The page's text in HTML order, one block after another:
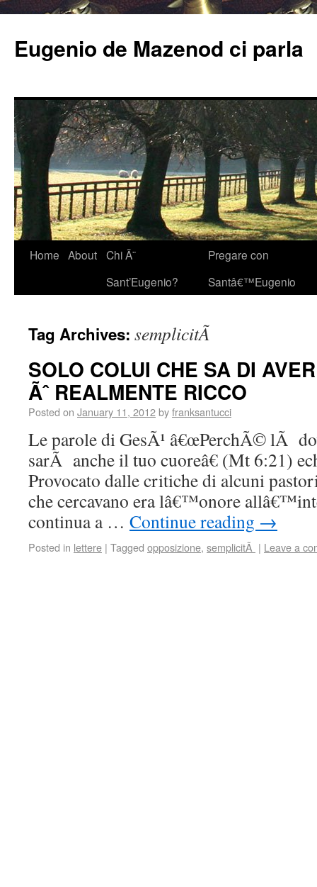
Eugenio de Mazenod ci parla
Home About Chi Ã¨
Sant’Eugenio?
Pregare con
Santâ€™Eugenio
Tag Archives: semplicitÃ
SOLO COLUI CHE SA DI
Ãˆ REALMENTE RICCO
Posted on January 11, 2012byfranksantucci
Le parole di GesÃ¹ â€œPerchÃ© lÃ
sarÃ anche il tuo cuoreâ€ (Mt 6:21)
Provocato dalle critiche di alcuni
che cercavano era lâ€™onore
continua a … Continue reading →
Posted in lettere | Tagged opposizione, semplicitÃ | Leave a